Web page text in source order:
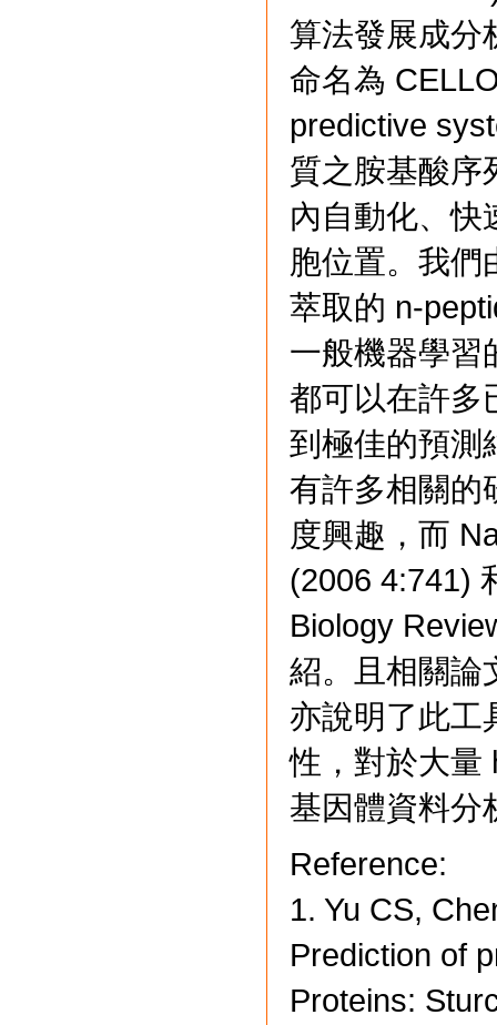
算法發展成分
命名為
predictive
質之胺基酸序
內自動化、快
胞位置。我們
萃取的 n-
一般機器學習
都可以在許多
到極佳的預測
有許多相關的
度興趣，而
(2006 4:741)
Biology
紹。且相關論
亦說明了此工
性，對於大量
基因體資料分
Reference:
1. Yu CS,
Prediction of
Proteins: